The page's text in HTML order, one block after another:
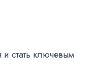
стать ключевым